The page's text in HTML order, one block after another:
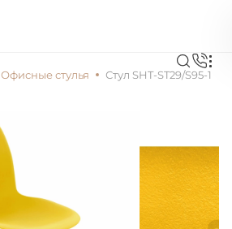
Офисные стулья Стул SHT-ST29/S95-1